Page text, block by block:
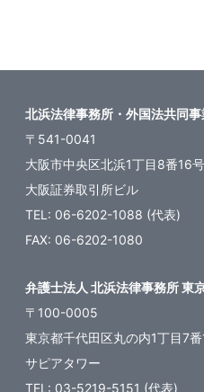
北浜法律事務所・外国法共同
〒541-0041
大阪市中央区北浜1丁目8番16号
大阪証券取引所ビル
TEL: 06-6202-1088 (代表)
FAX: 06-6202-1080
弁護士法人 北浜法律事務所 東
〒100-0005
東京都千代田区丸の内1丁目7
サピアタワー
TEL: 03-5219-5151 (代表)